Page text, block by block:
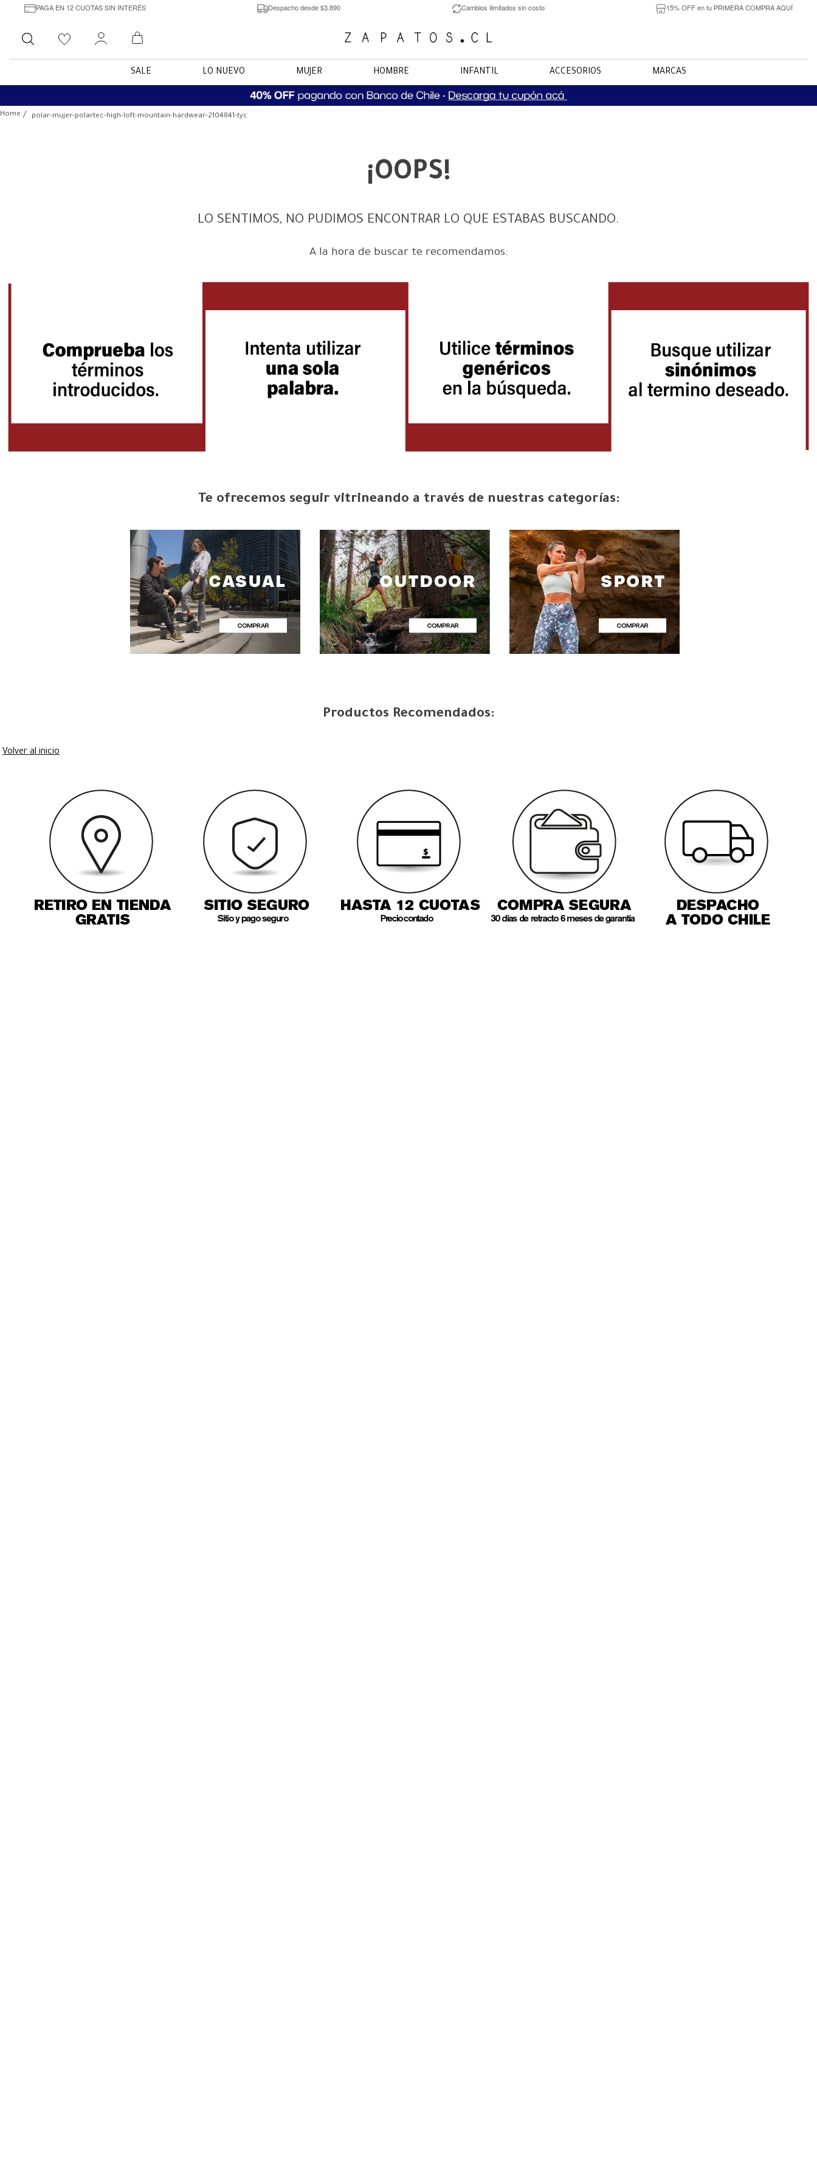
PAGA EN 12 CUOTAS SIN INTERÉS Despacho desde $3.890 Cambios ilimitados sin costo 15% OFF en tu PRIMERA COMPRA AQUÍ
Buscar
SALE LO NUEVO MUJER HOMBRE INFANTIL ACCESORIOS MARCAS
polar-mujer-polartec-high-loft-mountain-hardwear-2104841-tyc
¡OOPS!
LO SENTIMOS, NO PUDIMOS ENCONTRAR LO QUE ESTABAS BUSCANDO.
A la hora de buscar te recomendamos:
Te ofrecemos seguir vitrineando a través de nuestras categorías:
Productos Recomendados:
Volver al inicio